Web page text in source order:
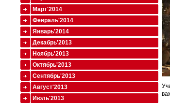
Март'2014
Февраль'2014
Январь'2014
Декабрь'2013
Ноябрь'2013
Октябрь'2013
Сентябрь'2013
Август'2013
Июль'2013